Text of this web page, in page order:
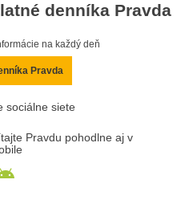
denníka Pravda
na každý deň
Pravda
sociálne siete
Pravdu pohodlne aj v